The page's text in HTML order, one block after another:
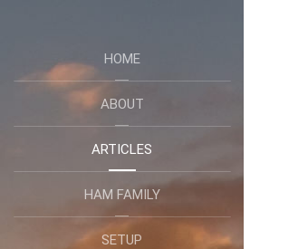
HOME
ABOUT
ARTICLES
HAM FAMILY
SETUP